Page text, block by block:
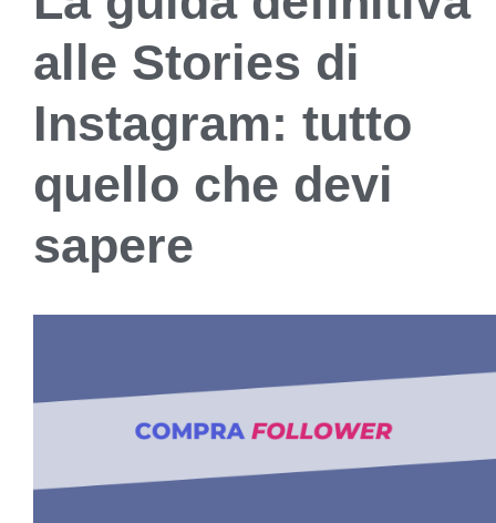
alle Stories di
Instagram: tutto
quello che devi
sapere